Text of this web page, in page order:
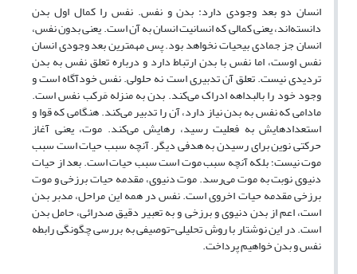
انسان دو بعد وجودی دارد: بدن و نفس. نفس را کمال اول بدن
دانسته‌اند، یعنی کمالی که انسانیت انسان به آن است. یعنی بدون نفس،
انسان جز جمادی بی­حیات نخواهد بود. پس مهم­ترین بعد وجودی انسان
نفس اوست، اما نفس با بدن ارتباط دارد و درباره تعلق نفس به بدن
تردیدی نیست. تعلق آن تدبیری است نه حلولی. نفس خود­آگاه است و
وجود خود را بالبداهه ادراک می‌کند. بدن به منزله مَرکب نفس است.
مادامی که نفس به بدن نیاز دارد، آن را تدبیر می‌کند. هنگامی که قوا و
استعدادهایش به فعلیت رسید، رهایش می‌کند. موت، یعنی آغاز
حرکتی نوین برای رسیدن به هدفی دیگر. آنچه سبب حیات است سبب
موت نیست؛ بلکه آنچه سبب موت است سبب حیات است. بعد از حیات
دنیوی نوبت به موت می‌رسد. موت دنیوی، مقدمه حیات برزخی و موت
برزخی مقدمه حیات اخروی است. نفس در همه این مراحل، مدبر بدن
است، اعم از بدن دنیوی و برزخی و به تعبیر دقیق صدرائی، حامل بدن
است. در این نوشتار با روش تحلیلی-توصیفی به بررسی چگونگی رابطه
نفس و بدن خواهیم پرداخت.